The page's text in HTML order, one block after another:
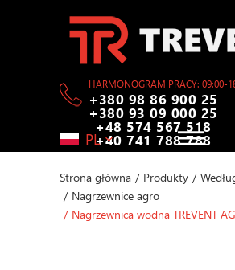
HARMONOGRAM PRACY: 09:00-
+380 98 86 900 25
+380 93 09 000 25
+48 574 567 518
+40 741 788 788
PL
Strona główna / Produkty /
/ Nagrzewnice agro
/ Nagrzewnica wodna TREVENT